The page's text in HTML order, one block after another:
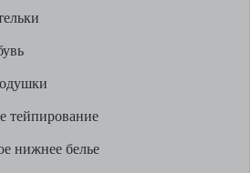
тейпирование
нижнее белье